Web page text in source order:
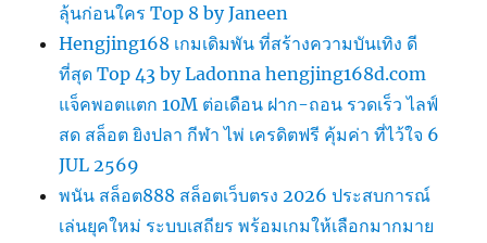
ลุ้นก่อนใคร Top 8 by Janeen
Hengjing168 เกมเดิมพัน ที่สร้างความบันเทิง ดี
ที่สุด Top 43 by Ladonna hengjing168d.com
แจ็คพอตแตก 10M ต่อเดือน ฝาก-ถอน รวดเร็ว ไลฟ์
สด สล็อต ยิงปลา กีฬา ไพ่ เครดิตฟรี คุ้มค่า ที่ไว้ใจ 6
JUL 2569
พนัน สล็อต888 สล็อตเว็บตรง 2026 ประสบการณ์
เล่นยุคใหม่ ระบบเสถียร พร้อมเกมให้เลือกมากมาย